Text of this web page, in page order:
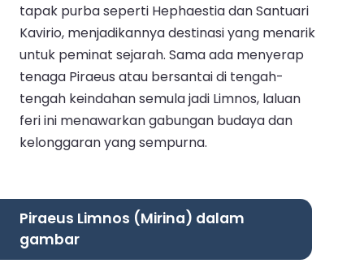
tapak purba seperti Hephaestia dan Santuari
Kavirio, menjadikannya destinasi yang menarik
untuk peminat sejarah. Sama ada menyerap
tenaga Piraeus atau bersantai di tengah-
tengah keindahan semula jadi Limnos, laluan
feri ini menawarkan gabungan budaya dan
kelonggaran yang sempurna.
Piraeus Limnos (Mirina) dalam
gambar